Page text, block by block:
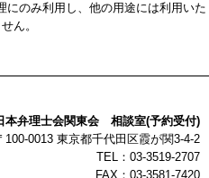
相談を受けることができません。
にのみ利用し、他の用途には利用いた
ん。
本弁理士会関東会 相談室(予約受付)
100-0013 東京都千代田区霞が関3-4-2
TEL：03-3519-2707
FAX：03-3581-7420